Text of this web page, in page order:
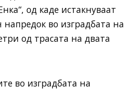
од каде истакнуваат
во изградбата на
од трасата на двата
во изградбата на